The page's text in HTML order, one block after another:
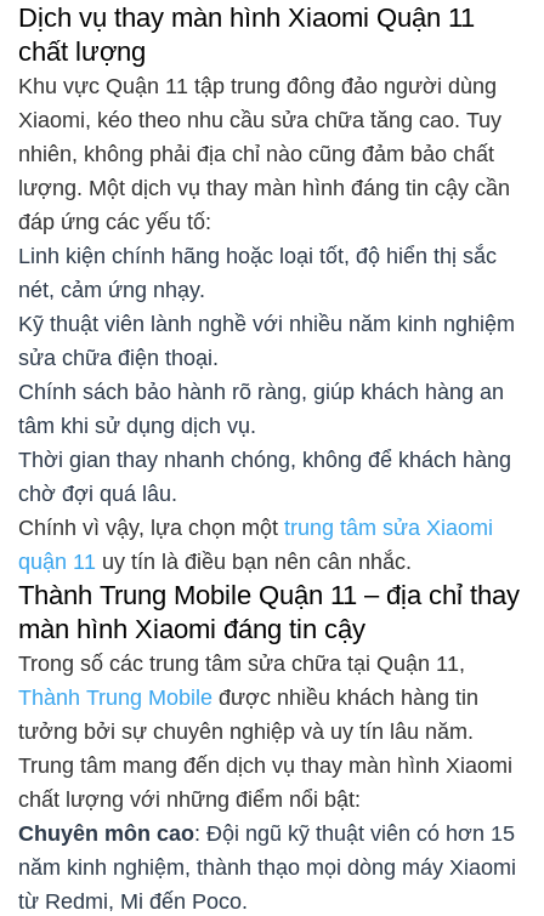
Dịch vụ thay màn hình Xiaomi Quận 11
chất lượng
Khu vực Quận 11 tập trung đông đảo người dùng
Xiaomi, kéo theo nhu cầu sửa chữa tăng cao. Tuy
nhiên, không phải địa chỉ nào cũng đảm bảo chất
lượng. Một dịch vụ thay màn hình đáng tin cậy cần
đáp ứng các yếu tố:
Linh kiện chính hãng hoặc loại tốt, độ hiển thị sắc
nét, cảm ứng nhạy.
Kỹ thuật viên lành nghề với nhiều năm kinh nghiệm
sửa chữa điện thoại.
Chính sách bảo hành rõ ràng, giúp khách hàng an
tâm khi sử dụng dịch vụ.
Thời gian thay nhanh chóng, không để khách hàng
chờ đợi quá lâu.
Chính vì vậy, lựa chọn một trung tâm sửa Xiaomi
quận 11 uy tín là điều bạn nên cân nhắc.
Thành Trung Mobile Quận 11 – địa chỉ thay
màn hình Xiaomi đáng tin cậy
Trong số các trung tâm sửa chữa tại Quận 11,
Thành Trung Mobile được nhiều khách hàng tin
tưởng bởi sự chuyên nghiệp và uy tín lâu năm.
Trung tâm mang đến dịch vụ thay màn hình Xiaomi
chất lượng với những điểm nổi bật:
Chuyên môn cao: Đội ngũ kỹ thuật viên có hơn 15
năm kinh nghiệm, thành thạo mọi dòng máy Xiaomi
từ Redmi, Mi đến Poco.